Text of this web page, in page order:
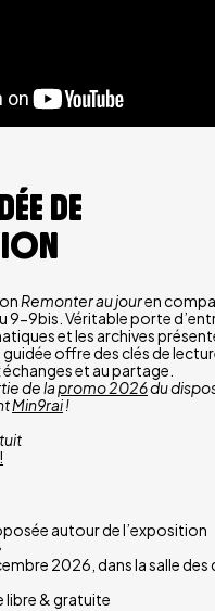
DE
Remonter au jouren
9-9bis. Véritable porte
et les archives
guidée offre des clés de
et au partage.
de lapromo 2026du
Min9rai!
autour de l’exposition
2026, dans la salle des
libre & gratuite